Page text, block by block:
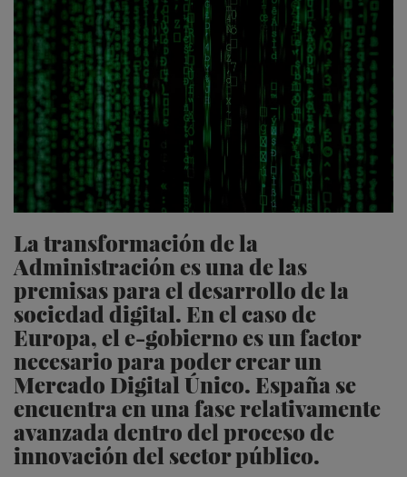
La transformación de la
Administración es una de las
premisas para el desarrollo de la
sociedad digital. En el caso de
Europa, el e-gobierno es un factor
necesario para poder crear un
Mercado Digital Único. España se
encuentra en una fase relativamente
avanzada dentro del proceso de
innovación del sector público.